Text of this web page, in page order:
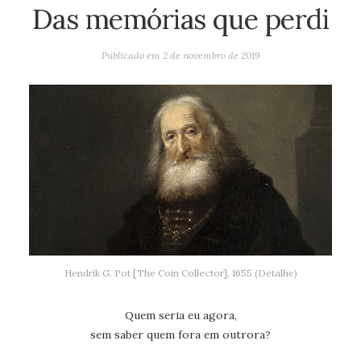
Das memórias que perdi
Publicado em 2 de novembro de 2019
Hendrik G. Pot [The Coin Collector], 1655 (Detalhe)
Quem seria eu agora,
sem saber quem fora em outrora?